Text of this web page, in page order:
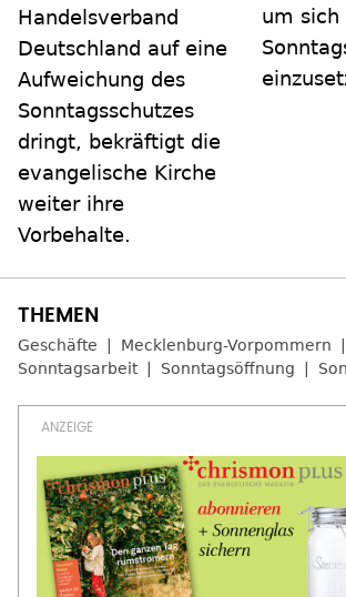
Handelsverband
Deutschland auf eine
Aufweichung des
Sonntagsschutzes
dringt, bekräftigt die
evangelische Kirche
weiter ihre
Vorbehalte.
um sich
Geschäfte
Mecklenburg-Vorpommern
Sonntagsarbeit
Sonntagsöffnung